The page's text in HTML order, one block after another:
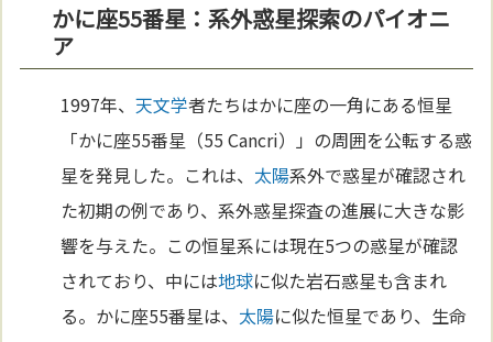
かに座55番星：系外惑星探索のパイオニ
ア
1997年、天文学者たちはかに座の一角にある恒星
「かに座55番星（55 Cancri）」の周囲を公転する惑
星を発見した。これは、 太陽系外で惑星が確認され
た初期の例であり、系外惑星探査の進展に大きな影
響を与えた。この恒星系には現在5つの惑星が確認
されており、中には地球に似た岩石惑星も含まれ
る。かに座55番星は、 太陽に似た恒星であり、生命